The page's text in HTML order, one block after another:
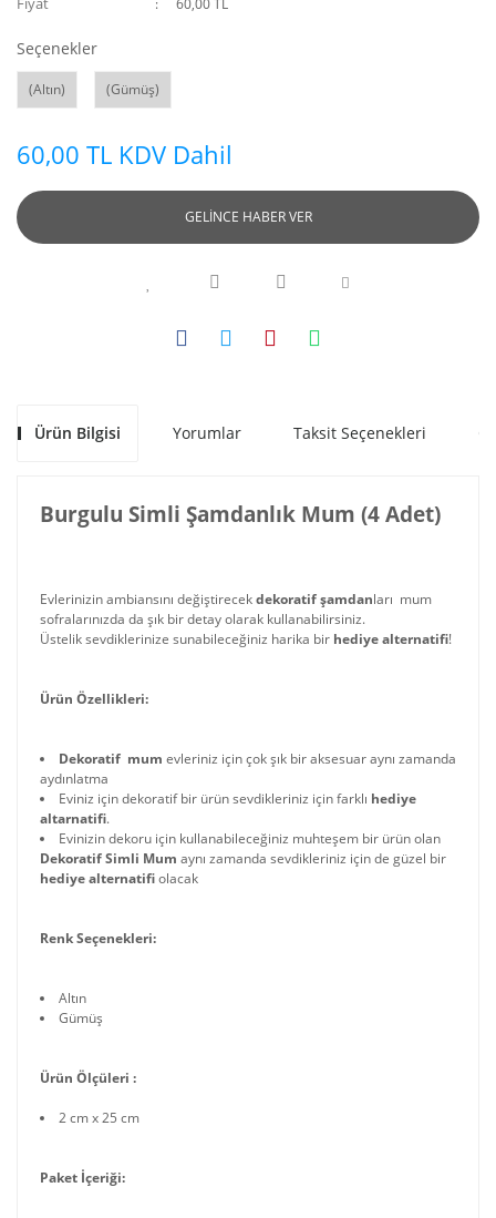
60,00 TL
Seçenekler
(Altın) (Gümüş)
60,00 TL KDV Dahil
GELİNCE HABER VER
Ürün Bilgisi Yorumlar Taksit Seçenekleri
Burgulu Simli Şamdanlık Mum (4 Adet)
Evlerinizin ambiansını değiştirecekdekoratif şamdanları mum
sofralarınızda da şık bir detay olarak kullanabilirsiniz.
Üstelik sevdiklerinize sunabileceğiniz harika bir hediye alternatifi!
Ürün Özellikleri:
Dekoratif mum evleriniz için çok şık bir aksesuar aynı zamanda
aydınlatma
Eviniz için dekoratif bir ürün sevdikleriniz için farklı hediye
altarnatifi.
Evinizin dekoru için kullanabileceğiniz muhteşem bir ürün olan
Dekoratif Simli Mum aynı zamanda sevdikleriniz için de güzel bir
hediye alternatifiolacak
Renk Seçenekleri:
Altın
Gümüş
Ürün Ölçüleri :
2 cm x 25 cm
Paket İçeriği: